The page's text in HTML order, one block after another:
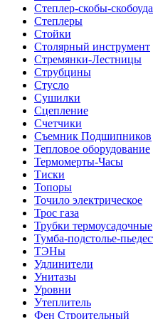
Степлер-скобы-
Степлеры
Стойки
Столярный инструмент
Стремянки-Лестницы
Струбцины
Стусло
Сушилки
Сцепление
Счетчики
Съемник Подшипников
Тепловое оборудование
Термомерты-Часы
Тиски
Топоры
Точило электрическое
Трос газа
Трубки термоусадочные
Тумба-подстолье-
ТЭНы
Удлинители
Унитазы
Уровни
Утеплитель
Фен Строительный